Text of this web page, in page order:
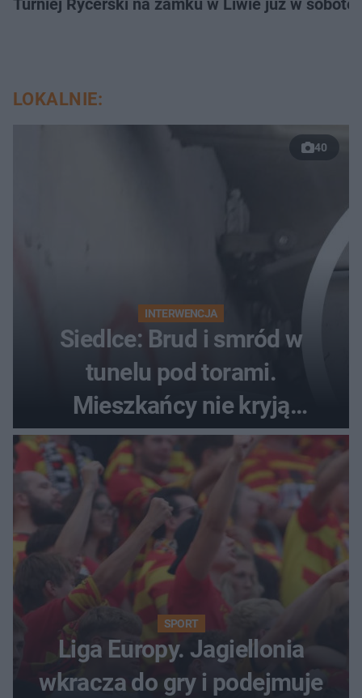
LOKALNIE:
40
INTERWENCJA
Siedlce: Brud i smród w
tunelu pod torami.
Mieszkańcy nie kryją
oburzenia!
SPORT
Liga Europy. Jagiellonia
wkracza do gry i podejmuje